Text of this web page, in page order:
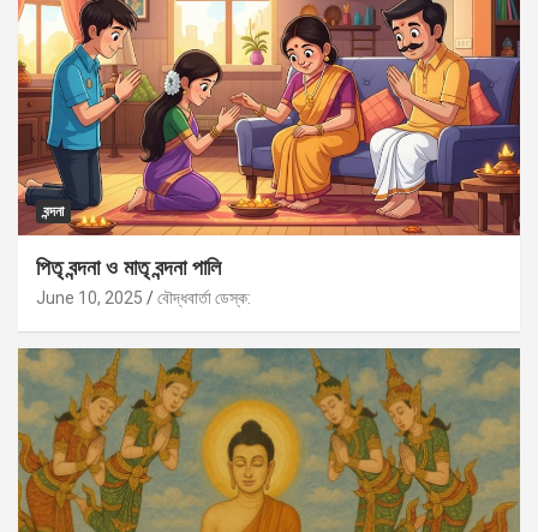
বন্দনা
পিতৃ বন্দনা ও মাতৃ বন্দনা পালি
June 10, 2025 বৌদ্ধবার্তা ডেস্ক: